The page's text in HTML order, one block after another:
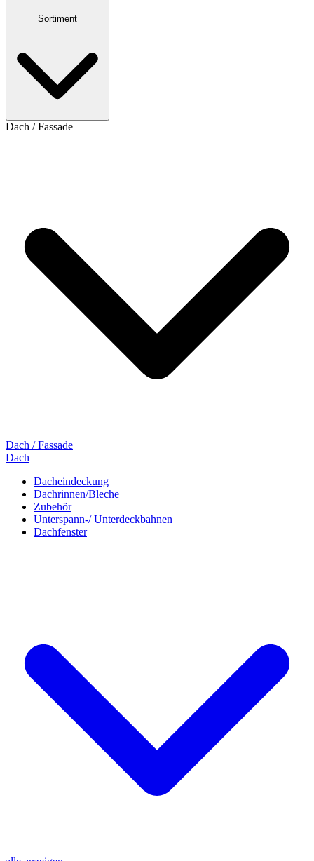
Sortiment
Dach / Fassade
Dach / Fassade
Dach
Dacheindeckung
Dachrinnen/Bleche
Zubehör
Unterspann-/ Unterdeckbahnen
Dachfenster